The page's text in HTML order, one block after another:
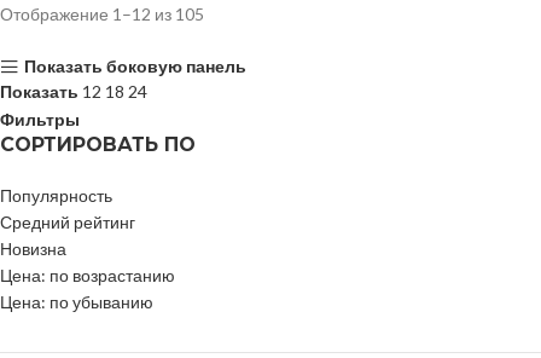
Отображение 1–12 из 105
Показать боковую панель
Показать 12 18 24
Фильтры
СОРТИРОВАТЬ ПО
Популярность
Средний рейтинг
Новизна
Цена: по возрастанию
Цена: по убыванию